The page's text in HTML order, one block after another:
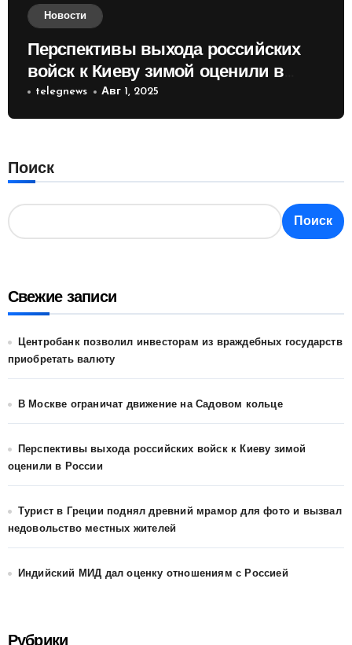
Новости
Перспективы выхода российских
войск к Киеву зимой оценили в
России
telegnews Авг 1, 2025
Поиск
Поиск
Свежие записи
Центробанк позволил инвесторам из враждебных государств
приобретать валюту
В Москве ограничат движение на Садовом кольце
Перспективы выхода российских войск к Киеву зимой
оценили в России
Турист в Греции поднял древний мрамор для фото и вызвал
недовольство местных жителей
Индийский МИД дал оценку отношениям с Россией